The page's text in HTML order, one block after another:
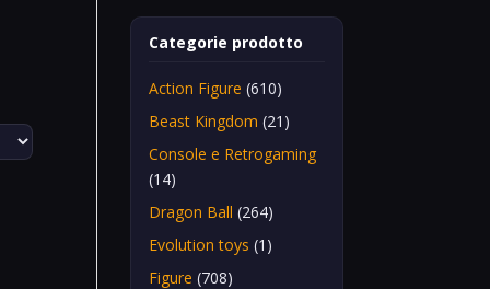
Categorie prodotto
Action Figure (610)
Beast Kingdom (21)
Console e Retrogaming
(14)
Dragon Ball (264)
Evolution toys (1)
Figure (708)